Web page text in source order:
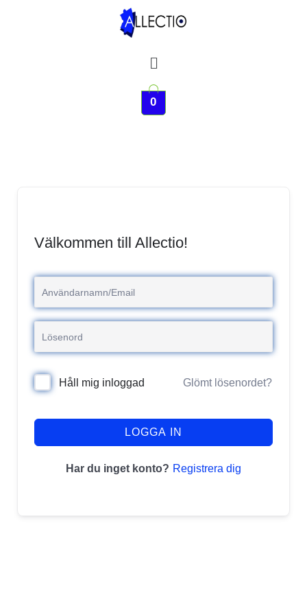
Meny
0
Välkommen till Allectio!
Håll mig inloggad Glömt lösenordet?
LOGGA IN
Har du inget konto? Registrera dig